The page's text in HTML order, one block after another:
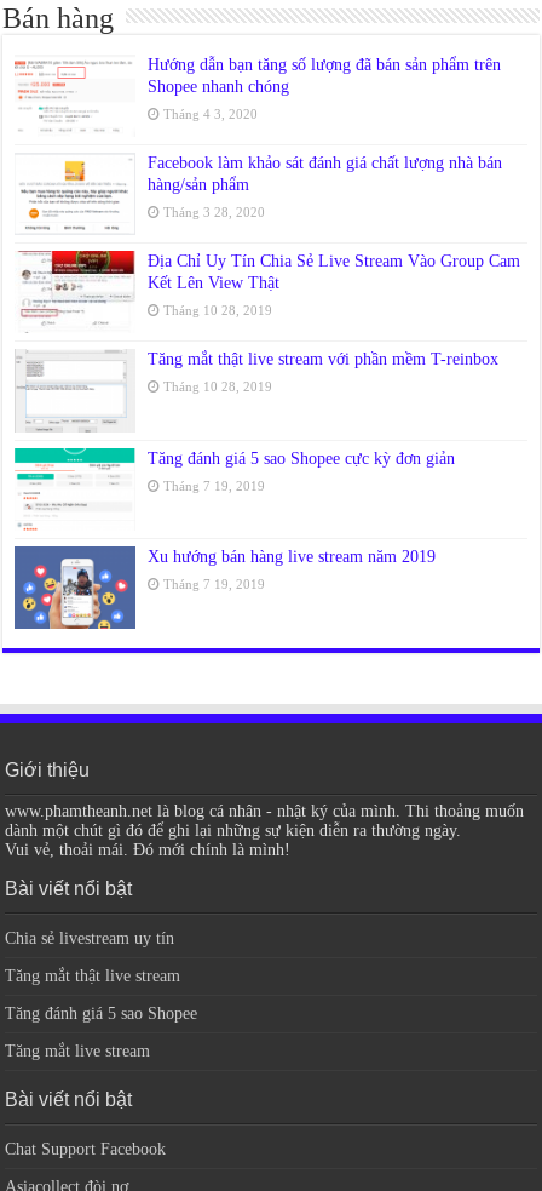
Bán hàng
Hướng dẫn bạn tăng số lượng đã bán sản phẩm trên
Shopee nhanh chóng
Tháng 4 3, 2020
Facebook làm khảo sát đánh giá chất lượng nhà bán
hàng/sản phẩm
Tháng 3 28, 2020
Địa Chỉ Uy Tín Chia Sẻ Live Stream Vào Group Cam
Kết Lên View Thật
Tháng 10 28, 2019
Tăng mắt thật live stream với phần mềm T-reinbox
Tháng 10 28, 2019
Tăng đánh giá 5 sao Shopee cực kỳ đơn giản
Tháng 7 19, 2019
Xu hướng bán hàng live stream năm 2019
Tháng 7 19, 2019
Giới thiệu
www.phamtheanh.net là blog cá nhân - nhật ký của mình. Thi thoảng muốn
dành một chút gì đó để ghi lại những sự kiện diễn ra thường ngày.
Vui vẻ, thoải mái. Đó mới chính là mình!
Bài viết nổi bật
Chia sẻ livestream uy tín
Tăng mắt thật live stream
Tăng đánh giá 5 sao Shopee
Tăng mắt live stream
Bài viết nổi bật
Chat Support Facebook
Asiacollect đòi nợ